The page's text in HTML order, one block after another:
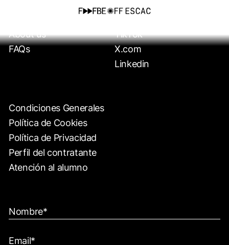
About us
FAQs
TikTok
X.com
Linkedin
Condiciones Generales
Política de Cookies
Política de Privacidad
Perfil del contratante
Atención al alumno